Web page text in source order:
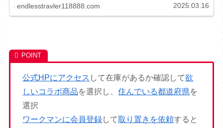
endlesstravler118888.com 2025.03.16
公式HPにアクセス して在庫があるか確認して欲
しいコラボ商品を選択し、住んでいる都道府県を
選択
ワークマンに会員登録して取り置きを依頼すると